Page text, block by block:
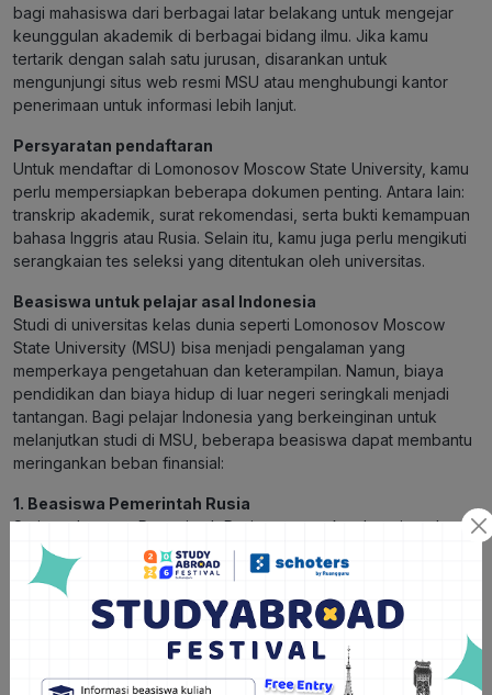
bagi mahasiswa dari berbagai latar belakang untuk mengejar
keunggulan akademik di berbagai bidang ilmu. Jika kamu
tertarik dengan salah satu jurusan, disarankan untuk
mengunjungi situs web resmi MSU atau menghubungi kantor
penerimaan untuk informasi lebih lanjut.
Persyaratan pendaftaran
Untuk mendaftar di Lomonosov Moscow State University, kamu
perlu mempersiapkan beberapa dokumen penting. Antara lain:
transkrip akademik, surat rekomendasi, serta bukti kemampuan
bahasa Inggris atau Rusia. Selain itu, kamu juga perlu mengikuti
serangkaian tes seleksi yang ditentukan oleh universitas.
Beasiswa untuk pelajar asal Indonesia
Studi di universitas kelas dunia seperti Lomonosov Moscow
State University (MSU) bisa menjadi pengalaman yang
memperkaya pengetahuan dan keterampilan. Namun, biaya
pendidikan dan biaya hidup di luar negeri seringkali menjadi
tantangan. Bagi pelajar Indonesia yang berkeinginan untuk
melanjutkan studi di MSU, beberapa beasiswa dapat membantu
meringankan beban finansial:
1. Beasiswa Pemerintah Rusia
Setiap tahunnya, Pemerintah Rusia menawarkan beasiswa bagi
pelajar internasional, termasuk Indonesia, untuk studi di
universitas-universitas terkemuka di Rusia, termasuk MSU.
Beasiswa ini biasanya mencakup biaya kuliah, akomodasi, dan
tunjangan bulanan. Kamu bisa mendapatkan informasi lebih
lanjut tentang beasiswa ini melalui Kedutaan Besar Rusia di
Jakarta atau lembaga pendidikan Rusia di Indonesia.